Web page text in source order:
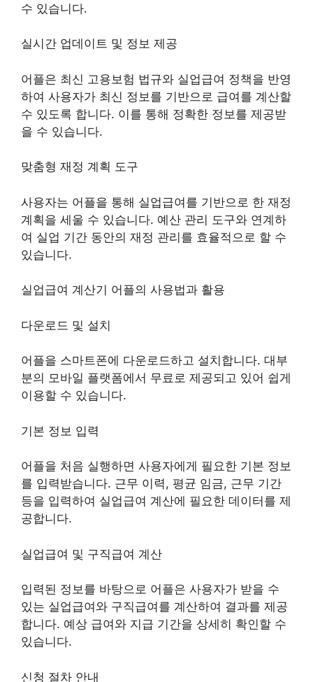
수 있습니다.
실시간 업데이트 및 정보 제공
어플은 최신 고용보험 법규와 실업급여 정책을 반영
하여 사용자가 최신 정보를 기반으로 급여를 계산할
수 있도록 합니다. 이를 통해 정확한 정보를 제공받
을 수 있습니다.
맞춤형 재정 계획 도구
사용자는 어플을 통해 실업급여를 기반으로 한 재정
계획을 세울 수 있습니다. 예산 관리 도구와 연계하
여 실업 기간 동안의 재정 관리를 효율적으로 할 수
있습니다.
실업급여 계산기 어플의 사용법과 활용
다운로드 및 설치
어플을 스마트폰에 다운로드하고 설치합니다. 대부
분의 모바일 플랫폼에서 무료로 제공되고 있어 쉽게
이용할 수 있습니다.
기본 정보 입력
어플을 처음 실행하면 사용자에게 필요한 기본 정보
를 입력받습니다. 근무 이력, 평균 임금, 근무 기간
등을 입력하여 실업급여 계산에 필요한 데이터를 제
공합니다.
실업급여 및 구직급여 계산
입력된 정보를 바탕으로 어플은 사용자가 받을 수
있는 실업급여와 구직급여를 계산하여 결과를 제공
합니다. 예상 급여와 지급 기간을 상세히 확인할 수
있습니다.
신청 절차 안내